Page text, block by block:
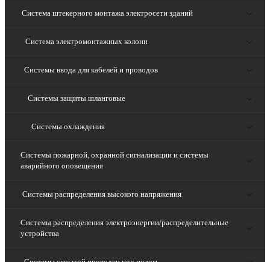
Система штекерного монтажа электросети зданий
Система электромонтажных колонн
Системы ввода для кабелей и проводов
Системы защиты шланговые
Системы охлаждения
Системы пожарной, охранной сигнализации и системы
аварийного оповещения
Системы распределения высокого напряжения
Системы распределения электроэнергии/распределительные
устройства